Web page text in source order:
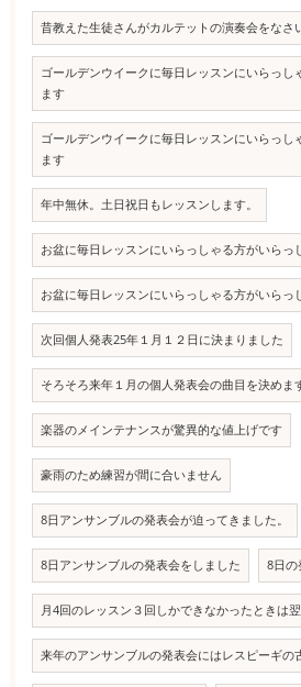
昔教えた生徒さんがカルテットの演奏会をなさ
ゴールデンウイークに毎日レッスンにいらっし
ます
ゴールデンウイークに毎日レッスンにいらっし
ます
年中無休。土日祝日もレッスンします。
お盆に毎日レッスンにいらっしゃる方がいらっ
お盆に毎日レッスンにいらっしゃる方がいらっ
次回個人発表25年１月１２日に決まりました
そろそろ来年１月の個人発表会の曲目を決めま
楽器のメインテナンスが驚異的な値上げです
豪雨のため練習が間に合いません
8日アンサンブルの発表会が迫ってきました。
8日アンサンブルの発表会をしました 8日の
月4回のレッスン３回しかできなかったときは
来年のアンサンブルの発表会にはレスピーギの